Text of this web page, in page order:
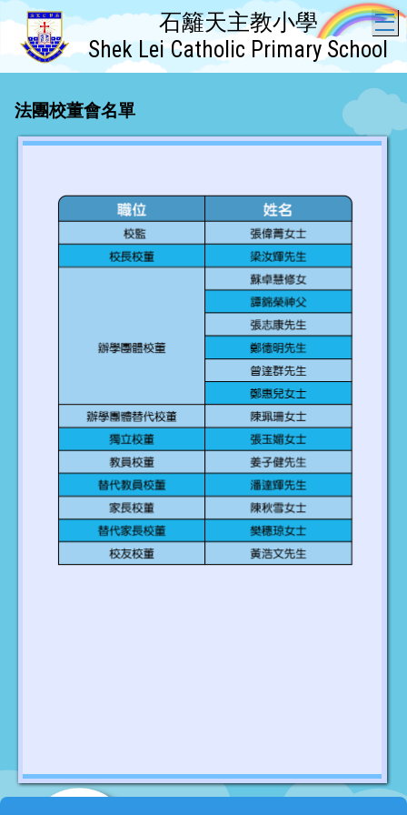
石籬天主教小學
Shek Lei Catholic Primary School
法團校董會名單